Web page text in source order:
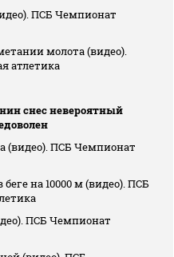
ПСБ Чемпионат
молота (видео).
атлетика
снес невероятный
ПСБ Чемпионат
на 10000 м (видео). ПСБ
ПСБ Чемпионат